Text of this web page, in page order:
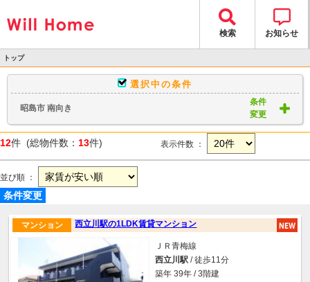
検索 お知らせ
トップ
物件検索
> 物件一覧
選択中の条件
昭島市 南向き
条件
変更
12件 (総物件数： 13件) 表示件数 ：
並び順 ：
条件変更
西立川駅の1LDK賃貸マンション
マンション
ＪＲ青梅線
西立川駅 / 徒歩11分
築年 39年 / 3階建